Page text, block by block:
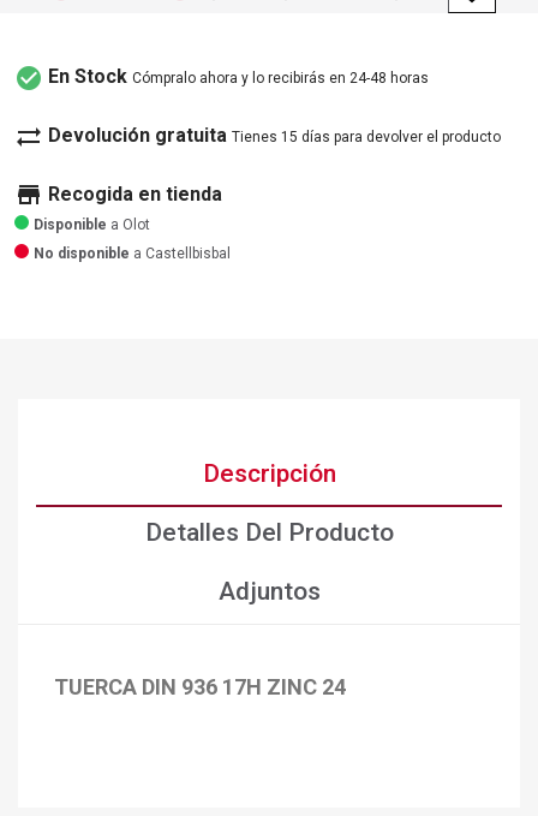
check_circle En Stock Cómpralo ahora y lo recibirás en 24-48 horas
sync_alt Devolución gratuita Tienes 15 días para devolver el producto
store Recogida en tienda
Disponible a Olot
No disponible a Castellbisbal
Descripción
Detalles Del Producto
Adjuntos
TUERCA DIN 936 17H ZINC 24